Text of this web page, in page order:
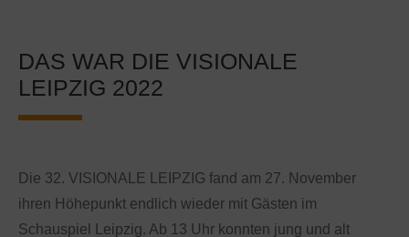
DAS WAR DIE VISIONALE
LEIPZIG 2022
Die 32. VISIONALE LEIPZIG fand am 27. November
ihren Höhepunkt endlich wieder mit Gästen im
Schauspiel Leipzig. Ab 13 Uhr konnten jung und alt